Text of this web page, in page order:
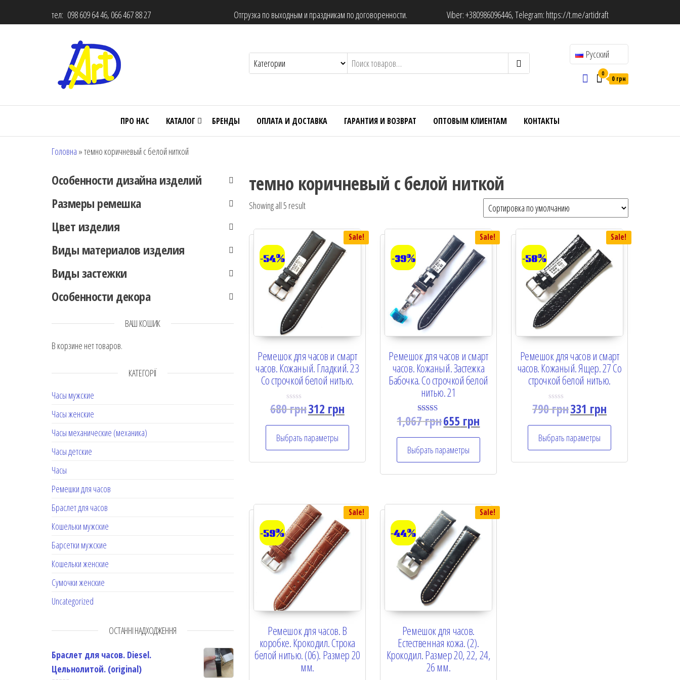
тел: 098 609 64 46, 066 467 88 27 Отгрузка по выходным и праздникам по договоренности. Viber:+380986096446, Telegram: https://t.me/artidraft
Русский
0
0 грн
ПРО НАС КАТАЛОГ БРЕНДЫ ОПЛАТА И ДОСТАВКА ГАРАНТИЯ И ВОЗВРАТ ОПТОВЫМ КЛИЕНТАМ КОНТАКТЫ
Головна »темно коричневый с белой ниткой
Особенности дизайна изделий
Размеры ремешка
Цвет изделия
Виды материалов изделия
Виды застежки
Особенности декора
ВАШ КОШИК
В корзине нет товаров.
КАТЕГОРІЇ
Часы мужские
Часы женские
Часы механические (механика)
Часы детские
Часы
Ремешки для часов
Браслет для часов
Кошельки мужские
Барсетки мужские
Кошельки женские
Сумочки женские
Uncategorized
ОСТАННІ НАДХОДЖЕННЯ
Браслет для часов. Diesel.
Цельнолитой. (original)
темно коричневый с белой ниткой
Showing all 5 result
Sale!
-54%
Ремешок для часов и смарт
часов. Кожаный. Гладкий. 23
Со строчкой белой нитью.
R
a
d
0
o
u
680грн312 грн
Выбрать параметры
Sale!
-39%
Ремешок для часов и смарт
часов. Кожаный. Застежка
Бабочка. Со строчкой белой
нитью. 21
Rated
5.00
1,067грн655 грн
Выбрать параметры
Sale!
-58%
Ремешок для часов и смарт
часов. Кожаный. Ящер. 27 Со
строчкой белой нитью.
R
a
d
0
o
u
790грн331 грн
Выбрать параметры
Sale!
-59%
Ремешок для часов. В
коробке. Крокодил. Строка
белой нитью. (06). Размер 20
мм.
Sale!
-44%
Ремешок для часов.
Естественная кожа. (2).
Крокодил. Размер 20, 22, 24,
26 мм.